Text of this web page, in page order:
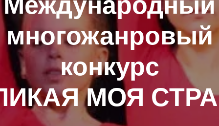
многожанровый
конкурс
МОЯ